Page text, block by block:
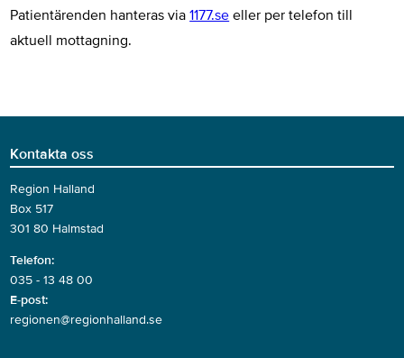
Patientärenden hanteras via1177.se eller per telefon till
aktuell mottagning.
Kontakta oss
Region Halland
Box 517
301 80 Halmstad
Telefon:
035 - 13 48 00
E-post:
regionen@regionhalland.se